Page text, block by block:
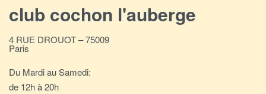
club cochon l'auberge
4 RUE DROUOT – 75009
Paris
Du Mardi au Samedi:
de 12h à 20h